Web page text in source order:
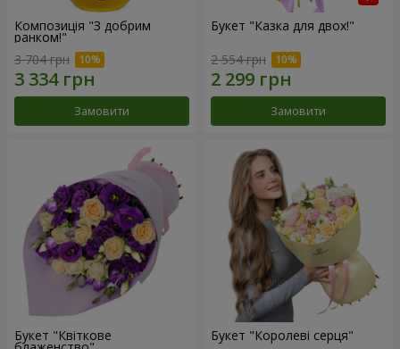
Композиція "З добрим
ранком!"
3 704 грн
Замовити
Букет "Казка для двох!"
2 554 грн
Замовити
Букет "Квіткове Букет "Королеві серця"